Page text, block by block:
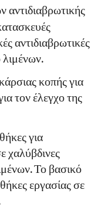
αντιδιαβρωτικές
κοπής για
τον έλεγχο της
για
χαλύβδινες
Το βασικό
εργασίας σε